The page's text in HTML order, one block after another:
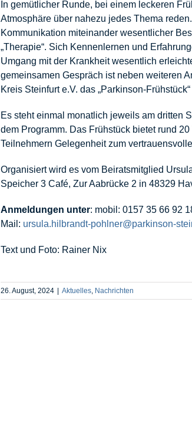
In gemütlicher Runde, bei einem leckeren
Atmosphäre über nahezu jedes Thema
Kommunikation miteinander wesentlicher
„Therapie“. Sich Kennenlernen und
Umgang mit der Krankheitwesentlich
gemeinsamen Gespräch ist neben weiteren
Kreis Steinfurt e.V. das „Parkinson-Frühstück“
Es steht einmal monatlich jeweils am dritten
dem Programm. Das Frühstück bietet rund
Teilnehmern Gelegenheit zum
Organisiert wird es vom Beiratsmitglied
Speicher 3 Café, Zur Aabrücke 2 in 48329
Anmeldungen unter: mobil: 0157 35 66 92
Mail: ursula.hilbrandt-pohlner@parkinson-
Text und Foto: Rainer Nix
26. August, 2024 Aktuelles, Nachrichten